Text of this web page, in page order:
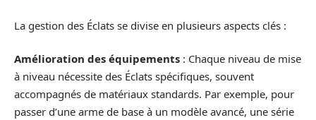
La gestion des Éclats se divise en plusieurs aspects clés :
Amélioration des équipements : Chaque niveau de mise
à niveau nécessite des Éclats spécifiques, souvent
accompagnés de matériaux standards. Par exemple, pour
passer d’une arme de base à un modèle avancé, une série